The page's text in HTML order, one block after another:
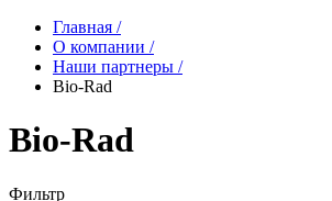
Главная /
О компании /
Наши партнеры /
Bio-Rad
Bio-Rad
Фильтр